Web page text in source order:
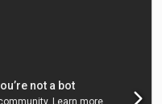
77